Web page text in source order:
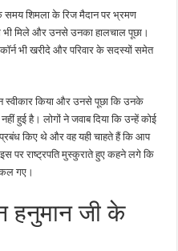
के समय शिमला के रिज मैदान पर भ्रमण
भी मिले और उनसे उनका हालचाल पूछा।
भी खरीदे और परिवार के सदस्यों समेत
स्वीकार किया और उनसे पूछा कि उनके
हुई है। लोगों ने जवाब दिया कि उन्हें कोई
प्रबंध किए थे और वह यही चाहते हैं कि आप
पर राष्ट्रपति मुस्कुराते हुए कहने लगे कि
गए।
हनुमान जी के